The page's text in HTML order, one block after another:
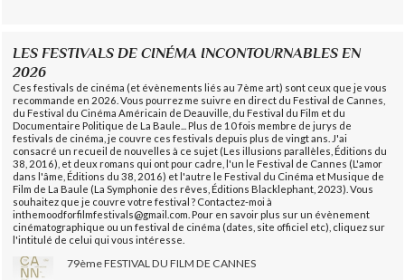
LES FESTIVALS DE CINÉMA INCONTOURNABLES EN
2026
Ces festivals de cinéma (et évènements liés au 7ème art) sont ceux que je vous
recommande en 2026. Vous pourrez me suivre en direct du Festival de Cannes,
du Festival du Cinéma Américain de Deauville, du Festival du Film et du
Documentaire Politique de La Baule... Plus de 10 fois membre de jurys de
festivals de cinéma, je couvre ces festivals depuis plus de vingt ans. J'ai
consacré un recueil de nouvelles à ce sujet (Les illusions parallèles, Éditions du
38, 2016), et deux romans qui ont pour cadre, l'un le Festival de Cannes (L'amor
dans l'âme, Éditions du 38, 2016) et l'autre le Festival du Cinéma et Musique de
Film de La Baule (La Symphonie des rêves, Éditions Blacklephant, 2023). Vous
souhaitez que je couvre votre festival ? Contactez-moi à
inthemoodforfilmfestivals@gmail.com. Pour en savoir plus sur un évènement
cinématographique ou un festival de cinéma (dates, site officiel etc), cliquez sur
l'intitulé de celui qui vous intéresse.
79ème FESTIVAL DU FILM DE CANNES